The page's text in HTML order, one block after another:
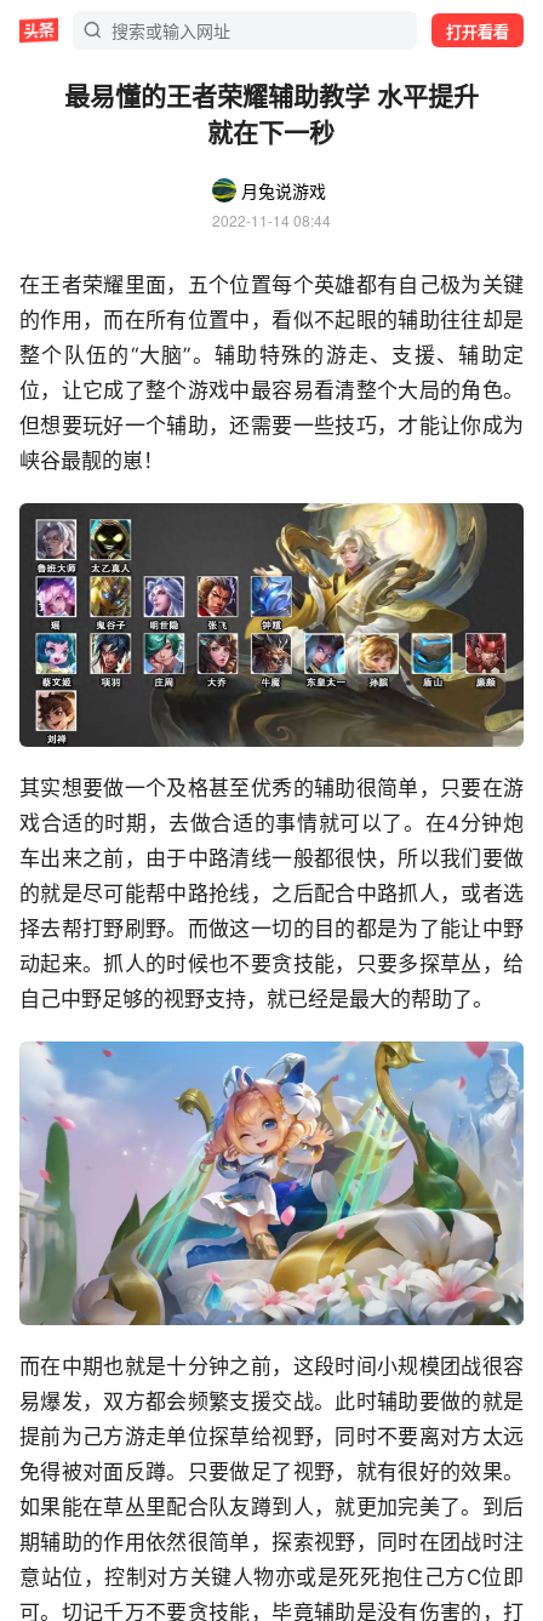
打开看看
最易懂的王者荣耀辅助教学 水平提升
就在下一秒
月兔说游戏
2022-11-14 08:44
在王者荣耀里面，五个位置每个英雄都有自己极为关键
的作用，而在所有位置中，看似不起眼的辅助往往却是
整个队伍的“大脑”。辅助特殊的游走、支援、辅助定
位，让它成了整个游戏中最容易看清整个大局的角色。
但想要玩好一个辅助，还需要一些技巧，才能让你成为
峡谷最靓的崽！
其实想要做一个及格甚至优秀的辅助很简单，只要在游
戏合适的时期，去做合适的事情就可以了。在4分钟炮
车出来之前，由于中路清线一般都很快，所以我们要做
的就是尽可能帮中路抢线，之后配合中路抓人，或者选
择去帮打野刷野。而做这一切的目的都是为了能让中野
动起来。抓人的时候也不要贪技能，只要多探草丛，给
自己中野足够的视野支持，就已经是最大的帮助了。
而在中期也就是十分钟之前，这段时间小规模团战很容
易爆发，双方都会频繁支援交战。此时辅助要做的就是
提前为己方游走单位探草给视野，同时不要离对方太远
免得被对面反蹲。只要做足了视野，就有很好的效果。
如果能在草丛里配合队友蹲到人，就更加完美了。到后
期辅助的作用依然很简单，探索视野，同时在团战时注
意站位，控制对方关键人物亦或是死死抱住己方C位即
可。切记千万不要贪技能，毕竟辅助是没有伤害的，打